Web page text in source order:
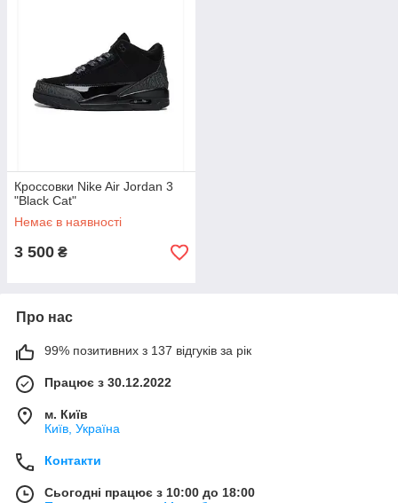
Кроссовки Nike Air Jordan 3
"Black Cat"
Немає в наявності
3 500 ₴
Про нас
99% позитивних з 137 відгуків за рік
Працює з 30.12.2022
м. Київ
Київ, Україна
Контакти
Сьогодні працює з 10:00 до 18:00